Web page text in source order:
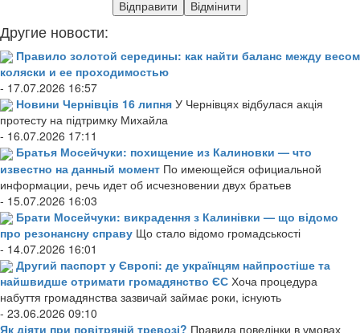
Другие новости:
Правило золотой середины: как найти баланс между весом
коляски и ее проходимостью
- 17.07.2026 16:57
Новини Чернівців 16 липня У Чернівцях відбулася акція
протесту на підтримку Михайла
- 16.07.2026 17:11
Братья Мосейчуки: похищение из Калиновки — что
известно на данный момент По имеющейся официальной
информации, речь идет об исчезновении двух братьев
- 15.07.2026 16:03
Брати Мосейчуки: викрадення з Калинівки — що відомо
про резонансну справу Що стало відомо громадськості
- 14.07.2026 16:01
Другий паспорт у Європі: де українцям найпростіше та
найшвидше отримати громадянство ЄС Хоча процедура
набуття громадянства зазвичай займає роки, існують
- 23.06.2026 09:10
Як діяти при повітряній тревозі? Правила поведінки в умовах